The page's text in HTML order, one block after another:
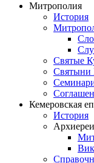
Митрополия
История
Святые
Святыни
Кемеровская
История
Архиереи